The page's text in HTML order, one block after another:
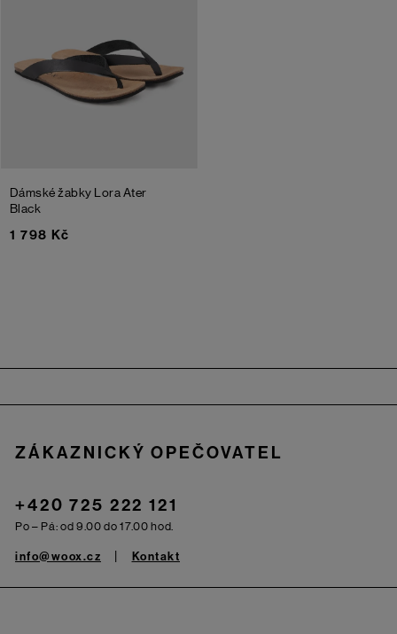
Dámské žabky Lora Ater
Black
1 798 Kč
ZÁKAZNICKÝ OPEČOVATEL
+420 725 222 121
Po – Pá: od 9.00 do 17.00 hod.
info@woox.cz Kontakt